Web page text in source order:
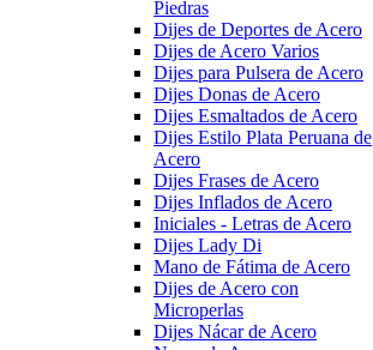
Piedras
Dijes de Deportes de Acero
Dijes de Acero Varios
Dijes para Pulsera de Acero
Dijes Donas de Acero
Dijes Esmaltados de Acero
Dijes Estilo Plata Peruana de
Acero
Dijes Frases de Acero
Dijes Inflados de Acero
Iniciales - Letras de Acero
Dijes Lady Di
Mano de Fátima de Acero
Dijes de Acero con
Microperlas
Dijes Nácar de Acero